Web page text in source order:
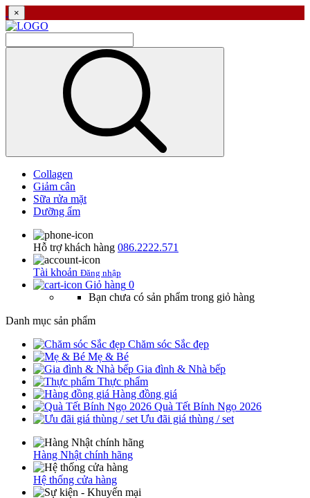
×
Collagen
Giảm cân
Sữa rửa mặt
Dưỡng ẩm
Hỗ trợ khách hàng 086.2222.571
Tài khoản Đăng nhập
Giỏ hàng 0
Bạn chưa có sản phẩm trong giỏ hàng
Danh mục sản phẩm
Chăm sóc Sắc đẹp
Mẹ & Bé
Gia đình & Nhà bếp
Thực phẩm
Hàng đồng giá
Quà Tết Bính Ngọ 2026
Ưu đãi giá thùng / set
Hàng Nhật chính hãng
Hệ thống cửa hàng